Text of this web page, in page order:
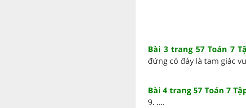
Bài 3 trang 57 Toán 7
đứng có đáy là tam giác
Bài 4 trang 57 Toán 7
9. ....